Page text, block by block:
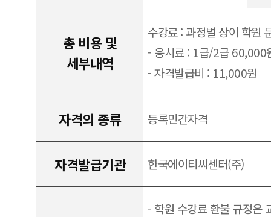
총 비용 및
세부내역
수강료 : 과정별 상이 학원
- 응시료 : 1급/2급 60,000
- 자격발급비 : 11,000원
자격의 종류 등록민간자격
자격발급기관 한국에이티씨센터(주)
- 학원 수강료 환불 규정은